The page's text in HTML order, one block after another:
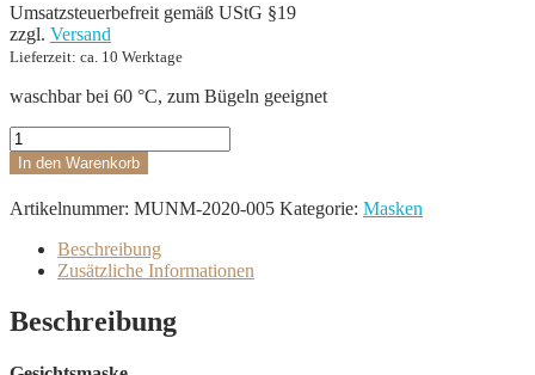
Umsatzsteuerbefreit gemäß UStG §19
zzgl. Versand
Lieferzeit: ca. 10 Werktage
waschbar bei 60 °C, zum Bügeln geeignet
Mund-
&
Nasenmaske
"FCK
CRN"
Menge
In den Warenkorb
Artikelnummer: MUNM-2020-005 Kategorie: Masken
Beschreibung
Zusätzliche Informationen
Beschreibung